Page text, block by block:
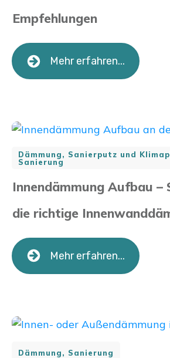
Empfehlungen
Mehr erfahren...
Dämmung, Sanierputz und
Sanierung
Innendämmung Aufbau –
die richtige
Mehr erfahren...
Dämmung, Sanierung